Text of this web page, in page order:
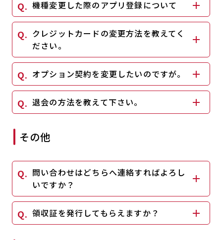
見学・体験
よくあるご質問
JOYFIT+
機種変更した際のアプリ登録について
クレジットカードの変更方法を教えてく
ださい。
オプション契約を変更したいのですが。
退会の方法を教えて下さい。
その他
問い合わせはどちらへ連絡すればよろし
いですか？
領収証を発行してもらえますか？